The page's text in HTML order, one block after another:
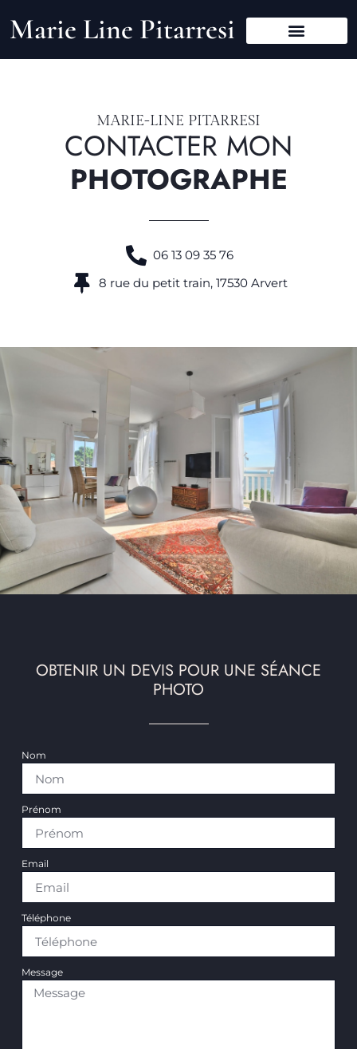
Marie Line Pitarresi
MARIE-LINE PITARRESI
CONTACTER MON
PHOTOGRAPHE
06 13 09 35 76
8 rue du petit train, 17530 Arvert
OBTENIR UN DEVIS POUR UNE SÉANCE
PHOTO
Nom
Prénom
Email
Téléphone
Message